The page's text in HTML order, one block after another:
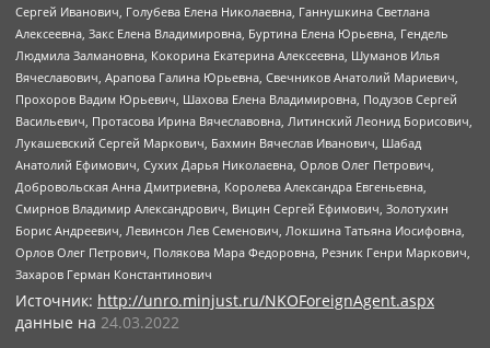
Сергей Иванович, Голубева Елена Николаевна, Ганнушкина Светлана
Алексеевна, Закс Елена Владимировна, Буртина Елена Юрьевна, Гендель
Людмила Залмановна, Кокорина Екатерина Алексеевна, Шуманов Илья
Вячеславович, Арапова Галина Юрьевна, Свечников Анатолий Мариевич,
Прохоров Вадим Юрьевич, Шахова Елена Владимировна, Подузов Сергей
Васильевич, Протасова Ирина Вячеславовна, Литинский Леонид Борисович,
Лукашевский Сергей Маркович, Бахмин Вячеслав Иванович, Шабад
Анатолий Ефимович, Сухих Дарья Николаевна, Орлов Олег Петрович,
Добровольская Анна Дмитриевна, Королева Александра Евгеньевна,
Смирнов Владимир Александрович, Вицин Сергей Ефимович, Золотухин
Борис Андреевич, Левинсон Лев Семенович, Локшина Татьяна Иосифовна,
Орлов Олег Петрович, Полякова Мара Федоровна, Резник Генри Маркович,
Захаров Герман Константинович
Источник: http://unro.minjust.ru/NKOForeignAgent.aspx
данные на 24.03.2022